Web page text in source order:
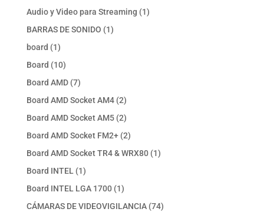
productos
Audio y Video para Streaming 11
BARRAS DE SONIDO 11
board 11
producto
Board 1010
productos
Board AMD 77
productos
Board AMD Socket AM4 22
productos
Board AMD Socket AM5 22
productos
Board AMD Socket FM2+ 22
productos
Board AMD Socket TR4 & WRX80 11
Board INTEL 11
producto
Board INTEL LGA 1700 11
producto
CÁMARAS DE VIDEOVIGILANCIA 7474